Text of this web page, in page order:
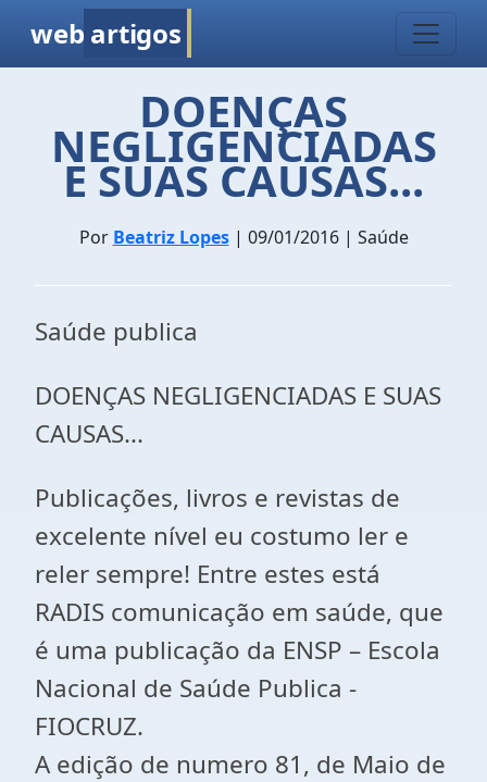
web artigos
DOENÇAS
NEGLIGENCIADAS
E SUAS CAUSAS...
Por Beatriz Lopes| 09/01/2016 | Saúde
Saúde publica
DOENÇAS NEGLIGENCIADAS E SUAS
CAUSAS...
Publicações, livros e revistas de
excelente nível eu costumo ler e
reler sempre! Entre estes está
RADIS comunicação em saúde, que
é uma publicação da ENSP – Escola
Nacional de Saúde Publica -
FIOCRUZ.
A edição de numero 81, de Maio de